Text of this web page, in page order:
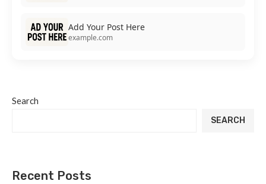
Add Your Post Here
example.com
Search
SEARCH
Recent Posts